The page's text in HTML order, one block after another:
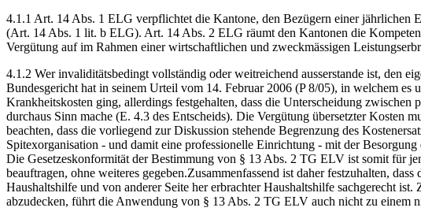
4.1.1 Art. 14 Abs. 1 ELG verpflichtet die Kantone, den Bezügern einer jährlichen
(Art. 14 Abs. 1 lit. b ELG). Art. 14 Abs. 2 ELG räumt den Kantonen die
Vergütung auf im Rahmen einer wirtschaftlichen und zweckmässigen
4.1.2 Wer invaliditätsbedingt vollständig oder weitreichend ausserstande ist, den
Bundesgericht hat in seinem Urteil vom 14. Februar 2006 (P 8/05), in welchem es
Krankheitskosten ging, allerdings festgehalten, dass die Unterscheidung
durchaus Sinn mache (E. 4.3 des Entscheids). Die Vergütung übersetzter Kosten
beachten, dass die vorliegend zur Diskussion stehende Begrenzung des
Spitexorganisation - und damit eine professionelle Einrichtung - mit der
Die Gesetzeskonformität der Bestimmung von § 13 Abs. 2 TG ELV ist somit für
beauftragen, ohne weiteres gegeben.Zusammenfassend ist daher festzuhalten,
Haushaltshilfe und von anderer Seite her erbrachter Haushaltshilfe sachgerecht
abzudecken, führt die Anwendung von § 13 Abs. 2 TG ELV auch nicht zu einem